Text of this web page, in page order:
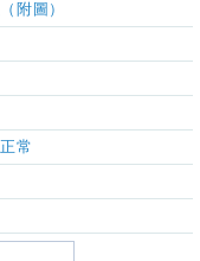
附圖）
常